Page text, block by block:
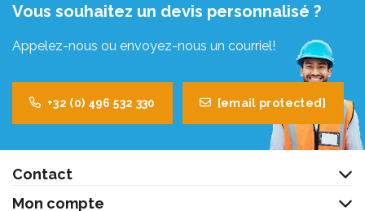
Vous souhaitez un devis personnalisé ?
Appelez-nous ou envoyez-nous un courriel!
+32 (0) 496 532 330 [email protected]
Contact
Mon compte